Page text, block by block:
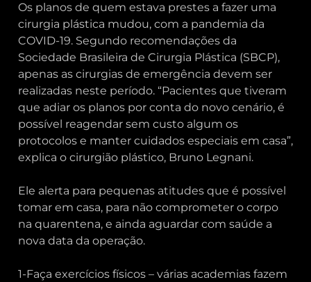
Os planos de quem estava prestes a fazer uma
cirurgia plástica mudou, com a pandemia da
COVID-19. Segundo recomendações da
Sociedade Brasileira de Cirurgia Plástica (SBCP),
apenas as cirurgias de emergência devem ser
realizadas neste período. “Pacientes que tiveram
que adiar os planos por conta do novo cenário, é
possível reagendar sem custo algum os
protocolos e manter cuidados especiais em casa”,
explica o cirurgião plástico, Bruno Legnani.
Ele alerta para pequenas atitudes que é possível
tomar em casa, para não comprometer o corpo
na quarentena, e ainda aguardar com saúde a
nova data da operação.
1-Faça exercícios físicos – várias academias fazem